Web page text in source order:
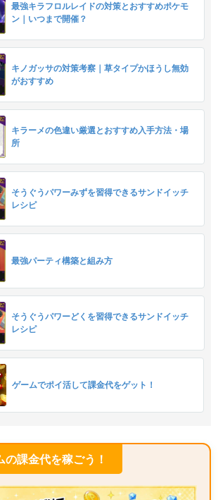
最強キラフロルレイドの対策とおすすめポケモ
ン｜いつまで開催？
キノガッサの対策考察｜草タイプかほうし無効
がおすすめ
キラーメの色違い厳選とおすすめ入手方法・場
所
そうぐうパワーみずを習得できるサンドイッチ
レシピ
最強パーティ構築と組み方
そうぐうパワーどくを習得できるサンドイッチ
レシピ
ゲームでポイ活して課金代をゲット！
課金代を稼ごう！